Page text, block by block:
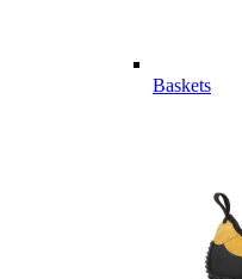
Baskets